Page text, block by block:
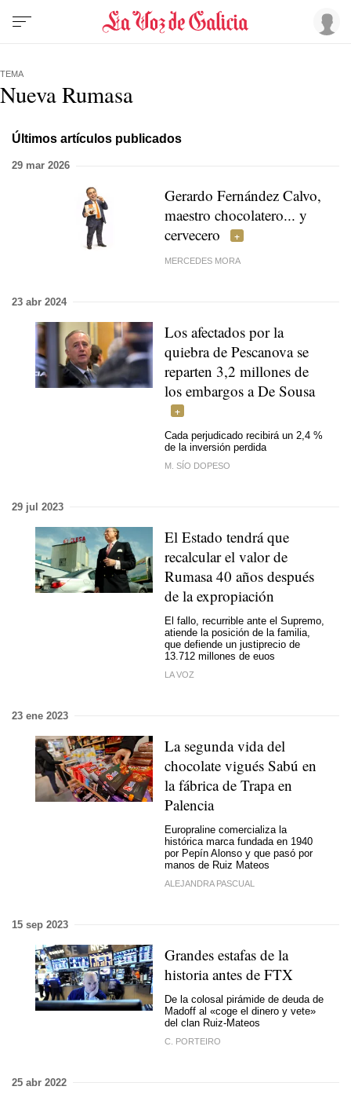
TEMA
Nueva Rumasa
Últimos artículos publicados
29 mar 2026
Gerardo Fernández Calvo,
maestro chocolatero... y
cervecero
MERCEDES MORA
23 abr 2024
Los afectados por la
quiebra de Pescanova se
reparten 3,2 millones de
los embargos a De Sousa
Cada perjudicado recibirá un 2,4 %
de la inversión perdida
M. SÍO DOPESO
29 jul 2023
El Estado tendrá que
recalcular el valor de
Rumasa 40 años después
de la expropiación
El fallo, recurrible ante el Supremo,
atiende la posición de la familia,
que defiende un justiprecio de
13.712 millones de euos
LA VOZ
23 ene 2023
La segunda vida del
chocolate vigués Sabú en
la fábrica de Trapa en
Palencia
Europraline comercializa la
histórica marca fundada en 1940
por Pepín Alonso y que pasó por
manos de Ruiz Mateos
ALEJANDRA PASCUAL
15 sep 2023
Grandes estafas de la
historia antes de FTX
De la colosal pirámide de deuda de
Madoff al «coge el dinero y vete»
del clan Ruiz-Mateos
C. PORTEIRO
25 abr 2022